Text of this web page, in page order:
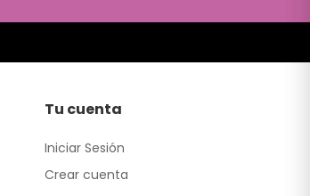
Tu cuenta
Iniciar Sesión
Crear cuenta